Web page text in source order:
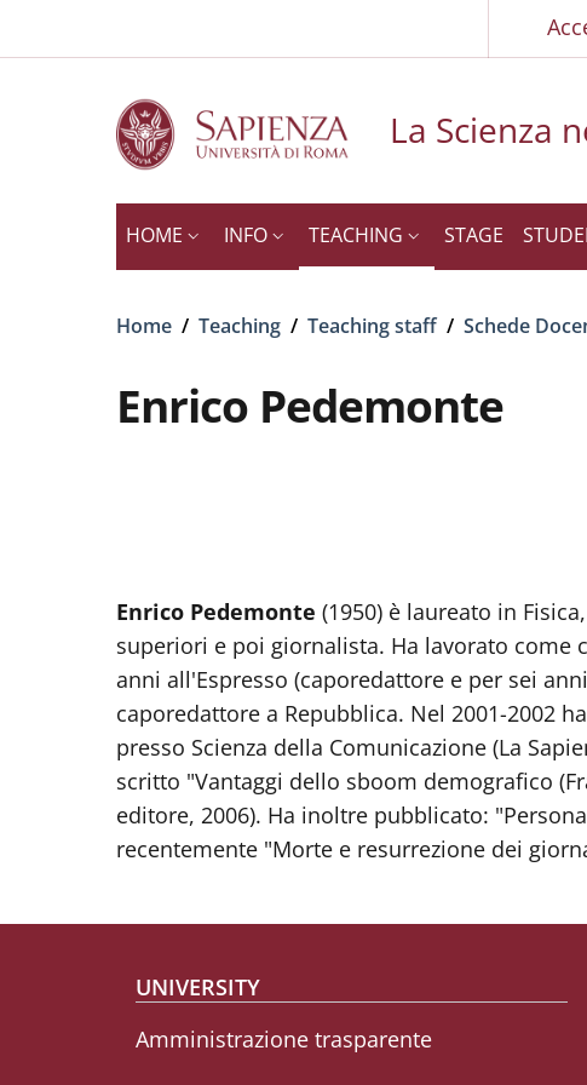
Slim top
La Scienza
HOME INFO TEACHING STAGE
Breadcrumb
Home / Teaching / Teaching staff / Schede
Enrico Pedemonte
Enrico Pedemonte (1950) è laureato in
superiori e poi giornalista. Ha lavorato come
anni all'Espresso (caporedattore e per sei
caporedattore a Repubblica. Nel 2001-2002
presso Scienza della Comunicazione (La
scritto "Vantaggi dello sboom demografico
editore, 2006). Ha inoltre pubblicato:
recentemente "Morte e resurrezione dei
Footer menu
UNIVERSITY
Amministrazione trasparente